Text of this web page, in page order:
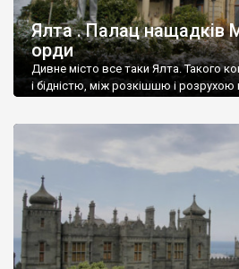
Ялта . Палац нащадків
орди
Дивне місто все таки Ялта. Такого
і бідністю, між розкішшю і розрухою